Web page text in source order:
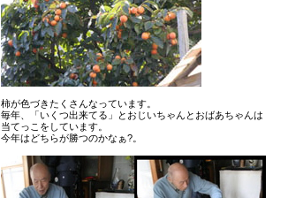
柿が色づきたくさんなっています。
毎年、「いくつ出来てる」とおじいちゃんとおばあちゃんは
当てっこをしています。
今年はどちらが勝つのかなぁ?。